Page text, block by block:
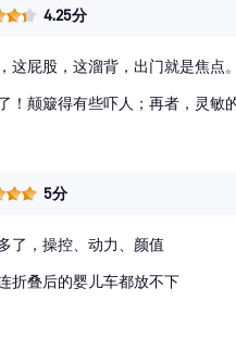
4.25分
这屁股，这溜背，出门就是焦点
！颠簸得有些吓人；再者，灵
5分
了，操控、动力、颜值
折叠后的婴儿车都放不下